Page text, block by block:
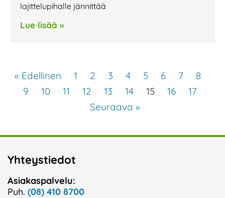
lajittelupihalle jännittää
Lue lisää »
« Edellinen 1 2 3 4 5 6 7
8
9
10 11 12 13 14 15 16
17
Seuraava »
Yhteystiedot
Asiakaspalvelu:
Puh. (08) 410 8700